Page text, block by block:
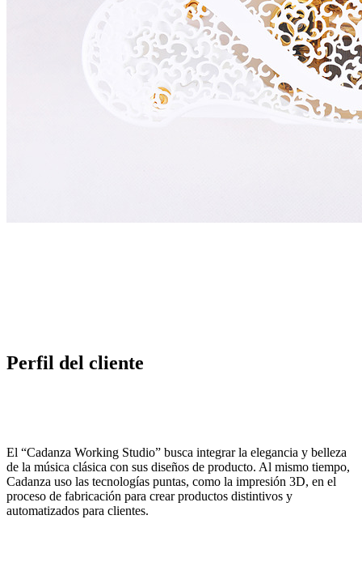
Perfil del cliente
El “Cadanza Working Studio” busca integrar la elegancia y belleza
de la música clásica con sus diseños de producto. Al mismo tiempo,
Cadanza uso las tecnologías puntas, como la impresión 3D, en el
proceso de fabricación para crear productos distintivos y
automatizados para clientes.